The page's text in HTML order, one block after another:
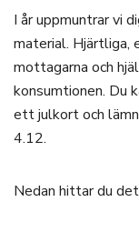
I år uppmuntrar vi
material. Hjärtliga,
mottagarna och
konsumtionen. Du
ett julkort och
4.12.
Nedan hittar du